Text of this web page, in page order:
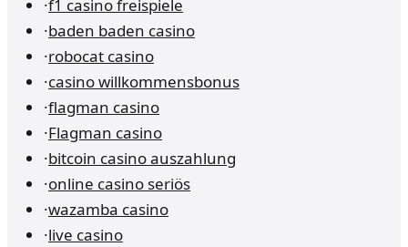
·f1 casino freispiele
·baden baden casino
·robocat casino
·casino willkommensbonus
·flagman casino
·Flagman casino
·bitcoin casino auszahlung
·online casino seriös
·wazamba casino
·live casino